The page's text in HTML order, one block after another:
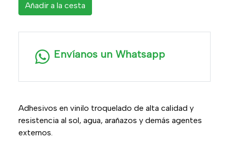
Añadir a la cesta
Envíanos un Whatsapp
Adhesivos en vinilo troquelado de alta calidad y
resistencia al sol, agua, arañazos y demás agentes
externos.